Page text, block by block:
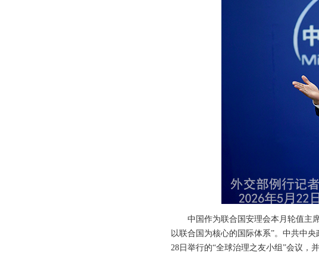
中国作为联合国安理会本月轮值主
以联合国为核心的国际体系”。中共中
28日举行的“全球治理之友小组”会议，